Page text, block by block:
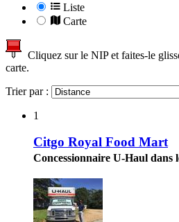
Liste
Carte
Cliquez sur le NIP et faites-le
carte.
Trier par :
1
Citgo Royal Food Mart
Concessionnaire U-Haul dans